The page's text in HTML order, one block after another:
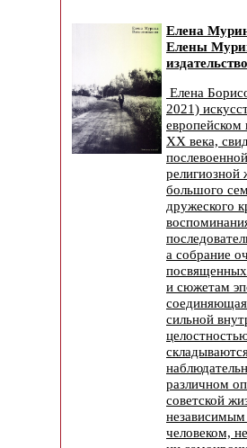
Елена
Елены
Елена
2021)
европейском
XX века,
религиозной
большого
дружеского
а собрание
и сюжетам
соединяющая
сильной
различном
советской
человеком,